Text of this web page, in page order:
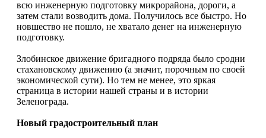
всю инженерную подготовку микрорайона, дороги, а
затем стали возводить дома. Получилось все быстро. Но
новшество не пошло, не хватало денег на инженерную
подготовку.
Злобинское движение бригадного подряда было сродни
стахановскому движению (а значит, порочным по своей
экономической сути). Но тем не менее, это яркая
страница в истории нашей страны и в истории
Зеленограда.
Новый градостроительный план